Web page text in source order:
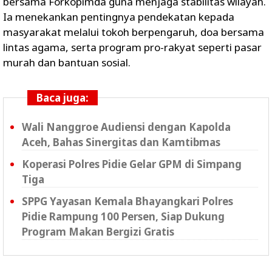
Ia menekankan pentingnya pendekatan kepada
masyarakat melalui tokoh berpengaruh, doa bersama
lintas agama, serta program pro-rakyat seperti pasar
murah dan bantuan sosial.
Baca juga:
Wali Nanggroe Audiensi dengan Kapolda
Aceh, Bahas Sinergitas dan Kamtibmas
Koperasi Polres Pidie Gelar GPM di Simpang
Tiga
SPPG Yayasan Kemala Bhayangkari Polres
Pidie Rampung 100 Persen, Siap Dukung
Program Makan Bergizi Gratis